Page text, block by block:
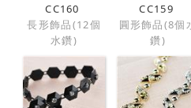
CC160
長形飾品(12個
水鑽)
CC159
圓形飾品(8個
鑽)